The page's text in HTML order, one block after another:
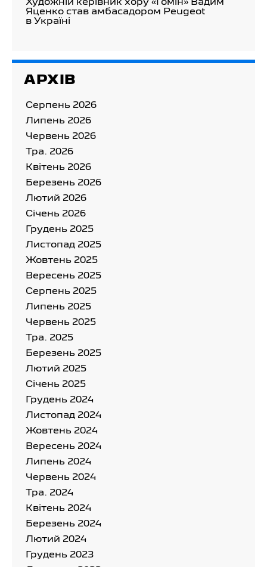
Художній керівник хору «Гомін» Вадим
Яценко став амбасадором Peugeot
в Україні
АРХІВ
Серпень 2026
Липень 2026
Червень 2026
Тра. 2026
Квітень 2026
Березень 2026
Лютий 2026
Cічень 2026
Грудень 2025
Листопад 2025
Жовтень 2025
Вересень 2025
Серпень 2025
Липень 2025
Червень 2025
Тра. 2025
Березень 2025
Лютий 2025
Cічень 2025
Грудень 2024
Листопад 2024
Жовтень 2024
Вересень 2024
Липень 2024
Червень 2024
Тра. 2024
Квітень 2024
Березень 2024
Лютий 2024
Грудень 2023